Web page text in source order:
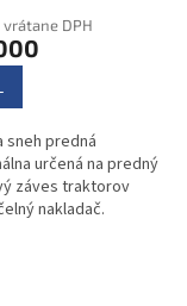
DPH
sneh predná
určená na predný
záves traktorov
nakladač.